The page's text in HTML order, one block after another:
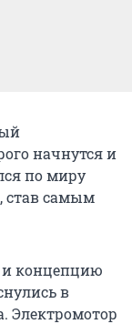
начнутся и
по миру
став самым
и концепцию
в
Электромотор